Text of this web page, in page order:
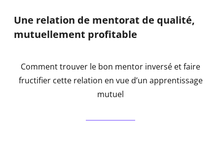
Une relation de mentorat de qualité,
mutuellement profitable
Comment trouver le bon mentor inversé et faire
fructifier cette relation en vue d’un apprentissage
mutuel